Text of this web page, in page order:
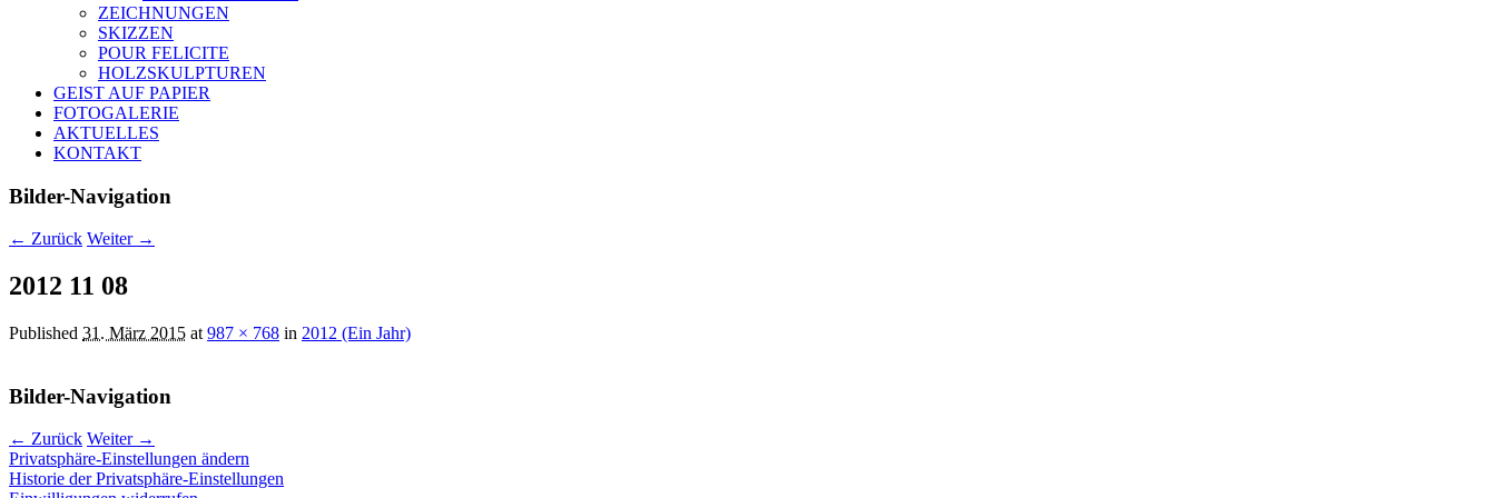
ZEICHNUNGEN
SKIZZEN
POUR FELICITE
HOLZSKULPTUREN
GEIST AUF PAPIER
FOTOGALERIE
AKTUELLES
KONTAKT
Bilder-Navigation
← Zurück Weiter →
2012 11 08
Published 31. März 2015 at 987 × 768 in 2012 (Ein Jahr)
Bilder-Navigation
← Zurück Weiter →
Privatsphäre-Einstellungen ändern
Historie der Privatsphäre-Einstellungen